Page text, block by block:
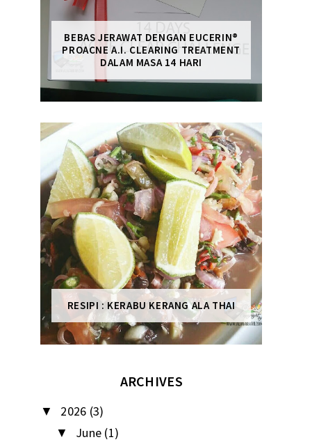
BEBAS JERAWAT DENGAN EUCERIN®
PROACNE A.I. CLEARING TREATMENT
DALAM MASA 14 HARI
RESIPI : KERABU KERANG ALA THAI
ARCHIVES
▼ 2026 (3)
▼ June (1)